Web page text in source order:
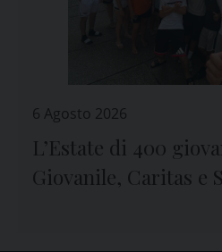
6 Agosto 2026
L’Estate di 400
Giovanile, Caritas e